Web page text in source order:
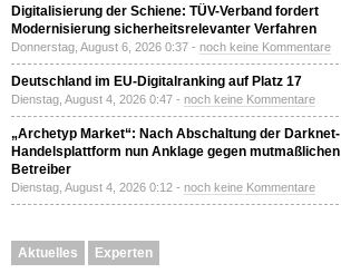
Digitalisierung der Schiene: TÜV-Verband fordert
Modernisierung sicherheitsrelevanter Verfahren
Donnerstag, August 6, 2026 0:37 - noch keine Kommentare
Deutschland im EU-Digitalranking auf Platz 17
Dienstag, August 4, 2026 0:47 - noch keine Kommentare
„Archetyp Market“: Nach Abschaltung der Darknet-
Handelsplattform nun Anklage gegen mutmaßlichen
Betreiber
Dienstag, August 4, 2026 0:12 - noch keine Kommentare
Aktuelles Experten